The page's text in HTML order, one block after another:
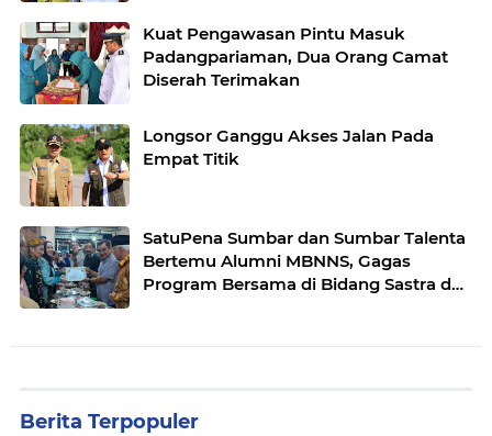
Kuat Pengawasan Pintu Masuk
Padangpariaman, Dua Orang Camat
Diserah Terimakan
Longsor Ganggu Akses Jalan Pada
Empat Titik
SatuPena Sumbar dan Sumbar Talenta
Bertemu Alumni MBNNS, Gagas
Program Bersama di Bidang Sastra dan
Berita Terpopuler